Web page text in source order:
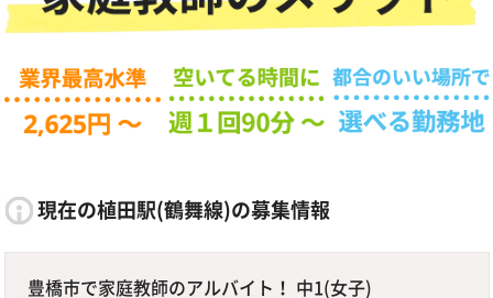
現在の植田駅(鶴舞線)の募集情報
豊橋市で家庭教師のアルバイト！ 中1(女子)